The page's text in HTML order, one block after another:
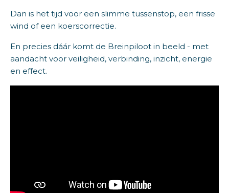
Dan is het tijd voor een slimme tussenstop, een frisse
wind of een koerscorrectie.
En precies dáár komt de Breinpiloot in beeld - met
aandacht voor veiligheid, verbinding, inzicht, energie
en effect.